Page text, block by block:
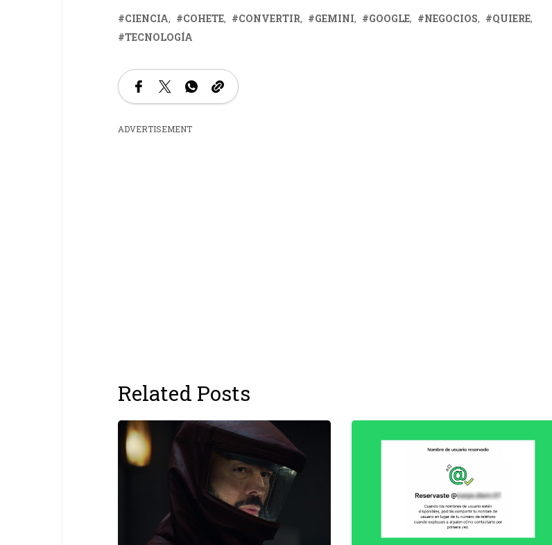
CIENCIA COHETE CONVERTIR GEMINI GOOGLE NEGOCIOS
QUIERE
TECNOLOGÍA
ADVERTISEMENT
Related Posts